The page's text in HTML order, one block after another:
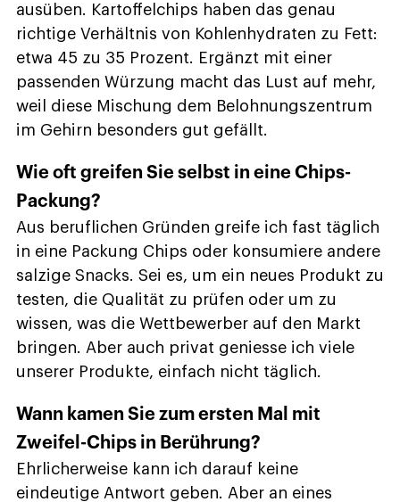
ausüben. Kartoffelchips haben das genau
richtige Verhältnis von Kohlenhydraten zu Fett:
etwa 45 zu 35 Prozent. Ergänzt mit einer
passenden Würzung macht das Lust auf mehr,
weil diese Mischung dem Belohnungszentrum
im Gehirn besonders gut gefällt.
Wie oft greifen Sie selbst in eine Chips-
Packung?
Aus beruflichen Gründen greife ich fast täglich
in eine Packung Chips oder konsumiere andere
salzige Snacks. Sei es, um ein neues Produkt zu
testen, die Qualität zu prüfen oder um zu
wissen, was die Wettbewerber auf den Markt
bringen. Aber auch privat geniesse ich viele
unserer Produkte, einfach nicht täglich.
Wann kamen Sie zum ersten Mal mit
Zweifel-Chips in Berührung?
Ehrlicherweise kann ich darauf keine
eindeutige Antwort geben. Aber an eines